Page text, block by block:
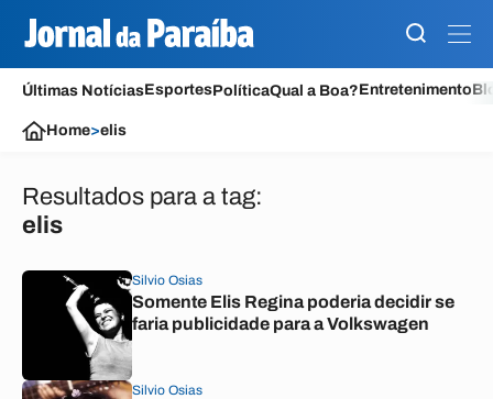
Últimas NotíciasEsportesPolíticaQual a Boa?Entretenimento
Home>elis
Resultados para a tag:
elis
Silvio Osias
Somente Elis Regina poderia decidir se
faria publicidade para a Volkswagen
Silvio Osias